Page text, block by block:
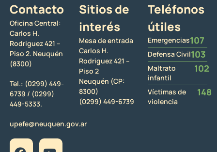
Contacto
Oficina Central:
Carlos H.
Rodriguez 421 –
Piso 2. Neuquén
(8300)
Tel.: (0299) 449-
6739 / (0299)
449-5333.
upefe@neuquen.gov.ar
Sitios de
interés
Mesa de entrada
Carlos H.
Rodriguez 421 –
Piso 2
Neuquén (CP:
8300)
(0299) 449-6739
Teléfonos
útiles
Emergencias107
Defensa Civil103
Maltrato
infantil
102
Víctimas de
violencia
148